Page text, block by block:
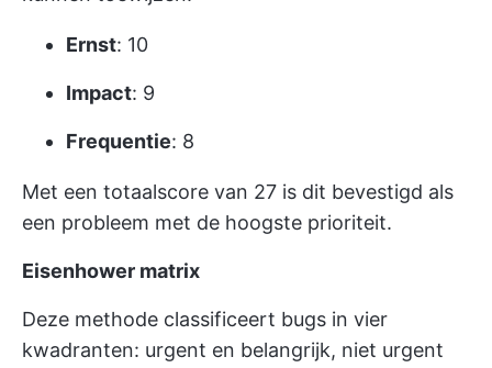
Ernst: 10
Impact: 9
Frequentie: 8
Met een totaalscore van 27 is dit bevestigd als
een probleem met de hoogste prioriteit.
Eisenhower matrix
Deze methode classificeert bugs in vier
kwadranten: urgent en belangrijk, niet urgent